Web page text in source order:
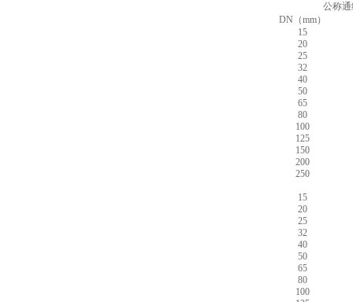
公称
DN（mm）
15
20
25
32
40
50
65
80
100
125
150
200
250
15
20
25
32
40
50
65
80
100